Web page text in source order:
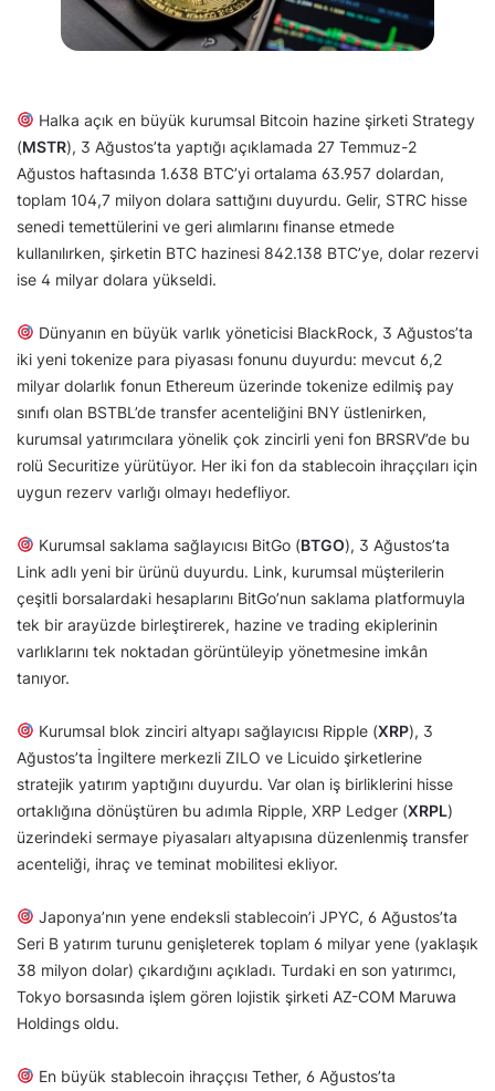
Halka açık en büyük kurumsal Bitcoin hazine şirketi Strategy
(MSTR), 3 Ağustos’ta yaptığı açıklamada 27 Temmuz-2
Ağustos haftasında 1.638 BTC’yi ortalama 63.957 dolardan,
toplam 104,7 milyon dolara sattığını duyurdu. Gelir, STRC hisse
senedi temettülerini ve geri alımlarını finanse etmede
kullanılırken, şirketin BTC hazinesi 842.138 BTC’ye, dolar rezervi
ise 4 milyar dolara yükseldi.
Dünyanın en büyük varlık yöneticisi BlackRock, 3 Ağustos’ta
iki yeni tokenize para piyasası fonunu duyurdu: mevcut 6,2
milyar dolarlık fonun Ethereum üzerinde tokenize edilmiş pay
sınıfı olan BSTBL’de transfer acenteliğini BNY üstlenirken,
kurumsal yatırımcılara yönelik çok zincirli yeni fon BRSRV’de bu
rolü Securitize yürütüyor. Her iki fon da stablecoin ihraççıları için
uygun rezerv varlığı olmayı hedefliyor.
Kurumsal saklama sağlayıcısı BitGo (BTGO), 3 Ağustos’ta
Link adlı yeni bir ürünü duyurdu. Link, kurumsal müşterilerin
çeşitli borsalardaki hesaplarını BitGo’nun saklama platformuyla
tek bir arayüzde birleştirerek, hazine ve trading ekiplerinin
varlıklarını tek noktadan görüntüleyip yönetmesine imkân
tanıyor.
Kurumsal blok zinciri altyapı sağlayıcısı Ripple (XRP), 3
Ağustos’ta İngiltere merkezli ZILO ve Licuido şirketlerine
stratejik yatırım yaptığını duyurdu. Var olan iş birliklerini hisse
ortaklığına dönüştüren bu adımla Ripple, XRP Ledger (XRPL)
üzerindeki sermaye piyasaları altyapısına düzenlenmiş transfer
acenteliği, ihraç ve teminat mobilitesi ekliyor.
Japonya’nın yene endeksli stablecoin’i JPYC, 6 Ağustos’ta
Seri B yatırım turunu genişleterek toplam 6 milyar yene (yaklaşık
38 milyon dolar) çıkardığını açıkladı. Turdaki en son yatırımcı,
Tokyo borsasında işlem gören lojistik şirketi AZ-COM Maruwa
Holdings oldu.
En büyük stablecoin ihraççısı Tether, 6 Ağustos’ta